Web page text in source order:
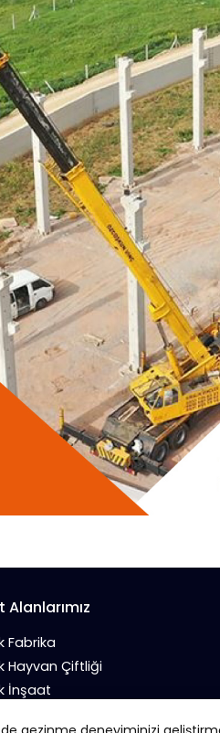
Alanlarımız
Fabrika
Hayvan Çiftliği
İnşaat